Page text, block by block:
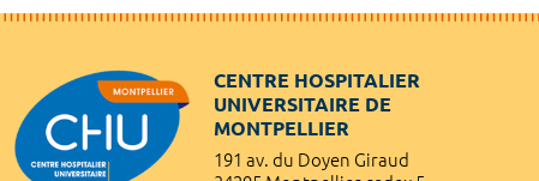
CENTRE HOSPITALIER
UNIVERSITAIRE DE
MONTPELLIER
191 av. du Doyen Giraud